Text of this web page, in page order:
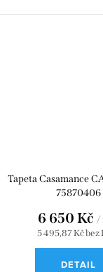
Tapeta Casamance
75870406
5 495,87 Kč bez
6 650 Kč /
DETAIL